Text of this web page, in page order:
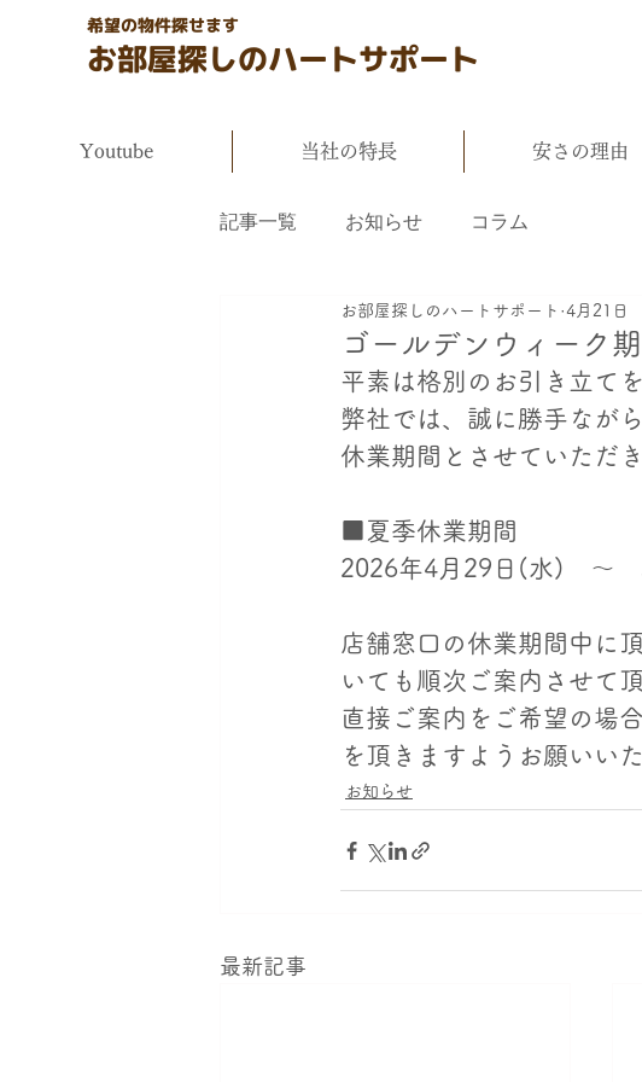
希望の物件探せます
お部屋探しのハートサポート
Youtube 当社の特長 安さの理由
記事一覧 お知らせ コラム
ゴールデンウィーク
お部屋探しのハートサポート 4月21日
平素は格別のお引き立て
弊社では、誠に勝手なが
休業期間とさせていただき
■夏季休業期間
2026年4月29日(水)　～
店舗窓口の休業期間中に
いても順次ご案内させて
直接ご案内をご希望の場
を頂きますようお願いい
お知らせ
最新記事